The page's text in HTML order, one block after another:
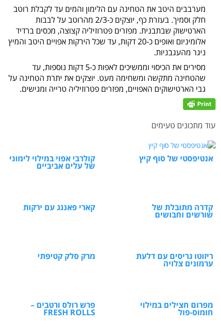
מערבבים היטב את הטחינה עם הלימון והמים עד לקבלת רוטב
חלק וסמיך. בעזרת כף, יוצקים כ-2/3 מהרוטב על לבבות
הארטישוק שבתבנית. מפזרים פטרוזיליה קצוצה, מכסים ברדיד
אלומיניום ואופים כ-20 דקות, עד שכל הירקות אפויים היטב והמיץ
ניגר מהעגבניות.
מסירים את הכיסוי וממשיכים לאפות כ-5 דקות נוספות, עד
שהטחינה מתקשה ומשחימה מעט. יוצקים את יתרת הטחינה על
גבי הארטישוקים האפויים, מפזרים פטרוזיליה טרייה ומגישים.
עוד מתכונים טעימים
אנטיפסטי של סוף קיץ קולרבי אפוי במילוי לימוני
של עלים אביביים
קדרה מתובלת של
שורשים וחבושים
קארי פאננג עם ירקות
ריזוטו גריסים עם דלעת
ערמונים צלויה
מרק סלק קטיפתי
מפרום חצילים במילוי
חומוס-פול
פרש רולס ורטבים –
FRESH ROLLS